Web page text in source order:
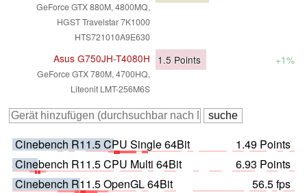
GeForce GTX 880M, 4800MQ,
HGST Travelstar 7K1000
HTS721010A9E630
Asus G750JH-T4080H
GeForce GTX 780M, 4700HQ,
Liteonit LMT-256M6S
1.5 Points +1%
Cinebench R11.5 CPU Single 64Bit
1.49 Points
Cinebench R11.5 CPU Multi 64Bit
6.93 Points
Cinebench R11.5 OpenGL 64Bit
56.5 fps